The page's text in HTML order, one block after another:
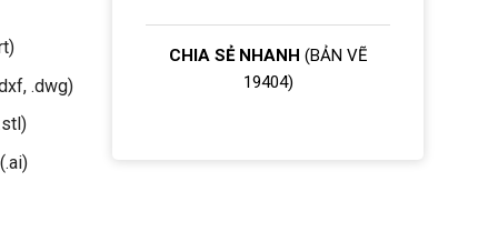
.dwg)
CHIA SẺ NHANH (BẢN VẼ
19404)